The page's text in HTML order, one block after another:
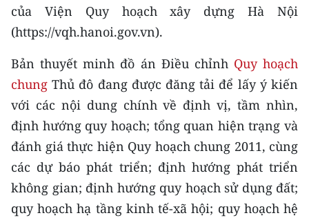
RADIO
MEDIA CENTER
E-Magazine
Video
Media Chính trị
Media Kinh tế
Media Văn hóa
của Viện Quy hoạch xây dựng Hà Nội
(https://vqh.hanoi.gov.vn).
Bản thuyết minh đồ án Điều chỉnh Quy hoạch
chung Thủ đô đang được đăng tải để lấy ý kiến
với các nội dung chính về định vị, tầm nhìn,
định hướng quy hoạch; tổng quan hiện trạng và
đánh giá thực hiện Quy hoạch chung 2011, cùng
các dự báo phát triển; định hướng phát triển
không gian; định hướng quy hoạch sử dụng đất;
quy hoạch hạ tầng kinh tế-xã hội; quy hoạch hệ